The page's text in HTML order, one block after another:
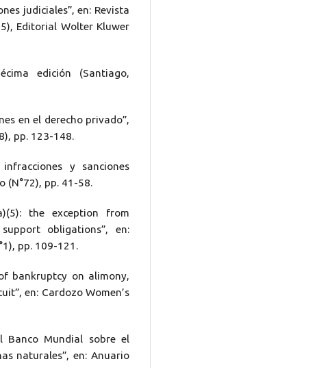
judiciales”, en: Revista
Editorial Wolter Kluwer
edición (Santiago,
en el derecho privado”,
pp. 123-148.
infracciones y sanciones
(N°72), pp. 41-58.
the exception from
obligations”, en:
pp. 109-121.
bankruptcy on alimony,
en: Cardozo Women’s
Banco Mundial sobre el
naturales”, en: Anuario